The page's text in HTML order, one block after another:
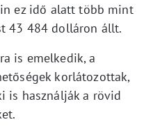
ez idő alatt több mint
43 484 dolláron állt.
is emelkedik, a
korlátozottak,
is használják a rövid